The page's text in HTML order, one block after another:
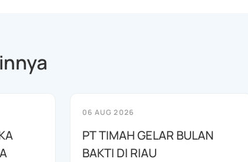
06 AUG 2026
PT TIMAH GELAR BULAN
BAKTI DI RIAU